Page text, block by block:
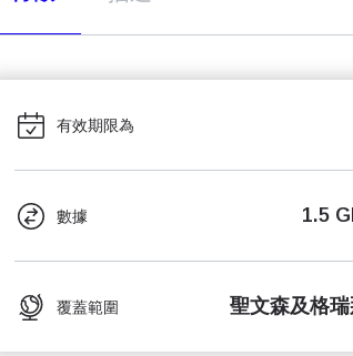
有效期限為
數據 1.5
覆蓋範圍 聖文森及格